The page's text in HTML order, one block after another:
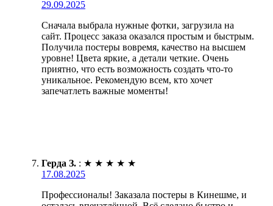
29.09.2025
Сначала выбрала нужные фотки, загрузила на
сайт. Процесс заказа оказался простым и быстрым.
Получила постеры вовремя, качество на высшем
уровне! Цвета яркие, а детали четкие. Очень
приятно, что есть возможность создать что-то
уникальное. Рекомендую всем, кто хочет
запечатлеть важные моменты!
Герда З. : ★ ★ ★ ★ ★
17.08.2025
Профессионалы! Заказала постеры в Кинешме, и